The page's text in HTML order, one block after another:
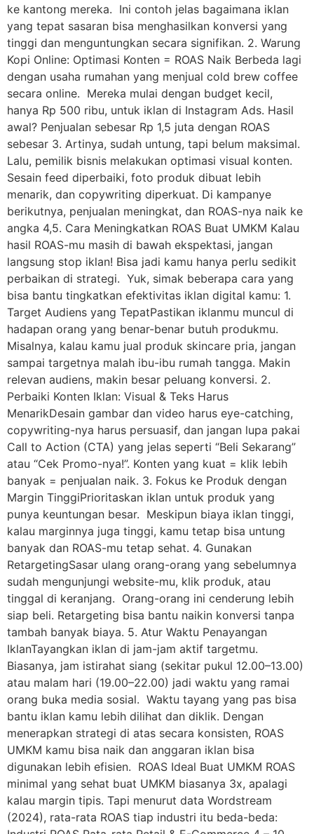
ke kantong mereka. Ini contoh jelas bagaimana iklan
yang tepat sasaran bisa menghasilkan konversi yang
tinggi dan menguntungkan secara signifikan. 2. Warung
Kopi Online: Optimasi Konten = ROAS Naik Berbeda lagi
dengan usaha rumahan yang menjual cold brew coffee
secara online. Mereka mulai dengan budget kecil,
hanya Rp 500 ribu, untuk iklan di Instagram Ads. Hasil
awal? Penjualan sebesar Rp 1,5 juta dengan ROAS
sebesar 3. Artinya, sudah untung, tapi belum maksimal.
Lalu, pemilik bisnis melakukan optimasi visual konten.
Sesain feed diperbaiki, foto produk dibuat lebih
menarik, dan copywriting diperkuat. Di kampanye
berikutnya, penjualan meningkat, dan ROAS-nya naik ke
angka 4,5. Cara Meningkatkan ROAS Buat UMKM Kalau
hasil ROAS-mu masih di bawah ekspektasi, jangan
langsung stop iklan! Bisa jadi kamu hanya perlu sedikit
perbaikan di strategi. Yuk, simak beberapa cara yang
bisa bantu tingkatkan efektivitas iklan digital kamu: 1.
Target Audiens yang TepatPastikan iklanmu muncul di
hadapan orang yang benar-benar butuh produkmu.
Misalnya, kalau kamu jual produk skincare pria, jangan
sampai targetnya malah ibu-ibu rumah tangga. Makin
relevan audiens, makin besar peluang konversi. 2.
Perbaiki Konten Iklan: Visual & Teks Harus
MenarikDesain gambar dan video harus eye-catching,
copywriting-nya harus persuasif, dan jangan lupa pakai
Call to Action (CTA) yang jelas seperti “Beli Sekarang”
atau “Cek Promo-nya!”. Konten yang kuat = klik lebih
banyak = penjualan naik. 3. Fokus ke Produk dengan
Margin TinggiPrioritaskan iklan untuk produk yang
punya keuntungan besar. Meskipun biaya iklan tinggi,
kalau marginnya juga tinggi, kamu tetap bisa untung
banyak dan ROAS-mu tetap sehat. 4. Gunakan
RetargetingSasar ulang orang-orang yang sebelumnya
sudah mengunjungi website-mu, klik produk, atau
tinggal di keranjang. Orang-orang ini cenderung lebih
siap beli. Retargeting bisa bantu naikin konversi tanpa
tambah banyak biaya. 5. Atur Waktu Penayangan
IklanTayangkan iklan di jam-jam aktif targetmu.
Biasanya, jam istirahat siang (sekitar pukul 12.00–13.00)
atau malam hari (19.00–22.00) jadi waktu yang ramai
orang buka media sosial. Waktu tayang yang pas bisa
bantu iklan kamu lebih dilihat dan diklik. Dengan
menerapkan strategi di atas secara konsisten, ROAS
UMKM kamu bisa naik dan anggaran iklan bisa
digunakan lebih efisien. ROAS Ideal Buat UMKM ROAS
minimal yang sehat buat UMKM biasanya 3x, apalagi
kalau margin tipis. Tapi menurut data Wordstream
(2024), rata-rata ROAS tiap industri itu beda-beda: